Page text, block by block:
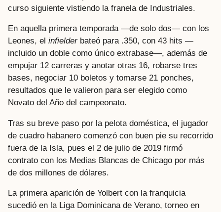
curso siguiente vistiendo la franela de Industriales.
En aquella primera temporada —de solo dos— con los
Leones, el infielderbateó para .350, con 43 hits —
incluido un doble como único extrabase—, además de
empujar 12 carreras y anotar otras 16, robarse tres
bases, negociar 10 boletos y tomarse 21 ponches,
resultados que le valieron para ser elegido como
Novato del Año del campeonato.
Tras su breve paso por la pelota doméstica, el jugador
de cuadro habanero comenzó con buen pie su recorrido
fuera de la Isla, pues el 2 de julio de 2019 firmó
contrato con los Medias Blancas de Chicago por más
de dos millones de dólares.
La primera aparición de Yolbert con la franquicia
sucedió en la Liga Dominicana de Verano, torneo en